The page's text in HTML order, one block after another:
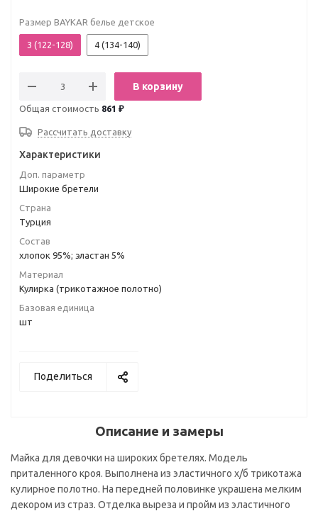
Размер BAYKAR белье детское
3 (122-128) 4 (134-140)
В корзину
Общая стоимость 861 ₽
Рассчитать доставку
Характеристики
Доп. параметр
Широкие бретели
Страна
Турция
Состав
хлопок 95%; эластан 5%
Материал
Кулирка (трикотажное полотно)
Базовая единица
шт
Поделиться
Описание и замеры
Майка для девочки на широких бретелях. Модель
приталенного кроя. Выполнена из эластичного х/б трикотажа
кулирное полотно. На передней половинке украшена мелким
декором из страз. Отделка выреза и пройм из эластичного